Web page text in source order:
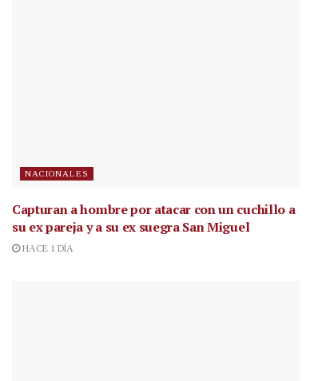
NACIONALES
Capturan a hombre por atacar con un cuchillo a
su ex pareja y a su ex suegra San Miguel
HACE 1 DÍA